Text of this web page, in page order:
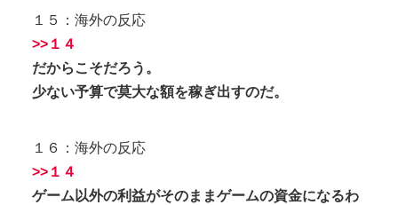
１５：海外の反応
>>１４
だからこそだろう。
少ない予算で莫大な額を稼ぎ出すのだ。
１６：海外の反応
>>１４
ゲーム以外の利益がそのままゲームの資金になるわ